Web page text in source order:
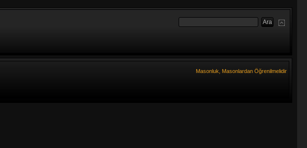
Masonluk, Masonlardan Öğrenilmelidir